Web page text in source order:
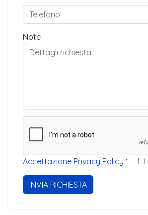
Note
Accettazione Privacy Policy *
INVIA RICHIESTA